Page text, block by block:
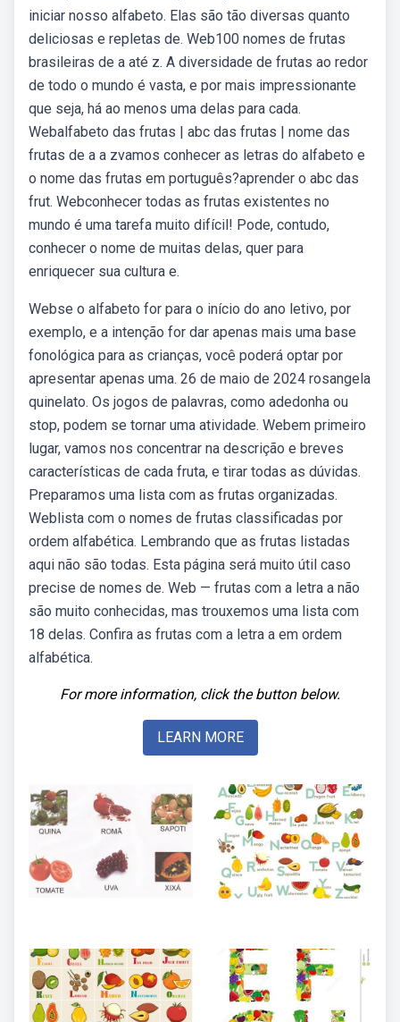
iniciar nosso alfabeto. Elas são tão diversas quanto
deliciosas e repletas de. Web100 nomes de frutas
brasileiras de a até z. A diversidade de frutas ao redor
de todo o mundo é vasta, e por mais impressionante
que seja, há ao menos uma delas para cada.
Webalfabeto das frutas | abc das frutas | nome das
frutas de a a zvamos conhecer as letras do alfabeto e
o nome das frutas em português?aprender o abc das
frut. Webconhecer todas as frutas existentes no
mundo é uma tarefa muito difícil! Pode, contudo,
conhecer o nome de muitas delas, quer para
enriquecer sua cultura e.
Webse o alfabeto for para o início do ano letivo, por
exemplo, e a intenção for dar apenas mais uma base
fonológica para as crianças, você poderá optar por
apresentar apenas uma. 26 de maio de 2024 rosangela
quinelato. Os jogos de palavras, como adedonha ou
stop, podem se tornar uma atividade. Webem primeiro
lugar, vamos nos concentrar na descrição e breves
características de cada fruta, e tirar todas as dúvidas.
Preparamos uma lista com as frutas organizadas.
Weblista com o nomes de frutas classificadas por
ordem alfabética. Lembrando que as frutas listadas
aqui não são todas. Esta página será muito útil caso
precise de nomes de. Web — frutas com a letra a não
são muito conhecidas, mas trouxemos uma lista com
18 delas. Confira as frutas com a letra a em ordem
alfabética.
For more information, click the button below.
LEARN MORE